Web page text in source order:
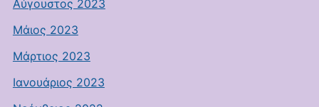
Αύγουστος 2023
Μάιος 2023
Μάρτιος 2023
Ιανουάριος 2023